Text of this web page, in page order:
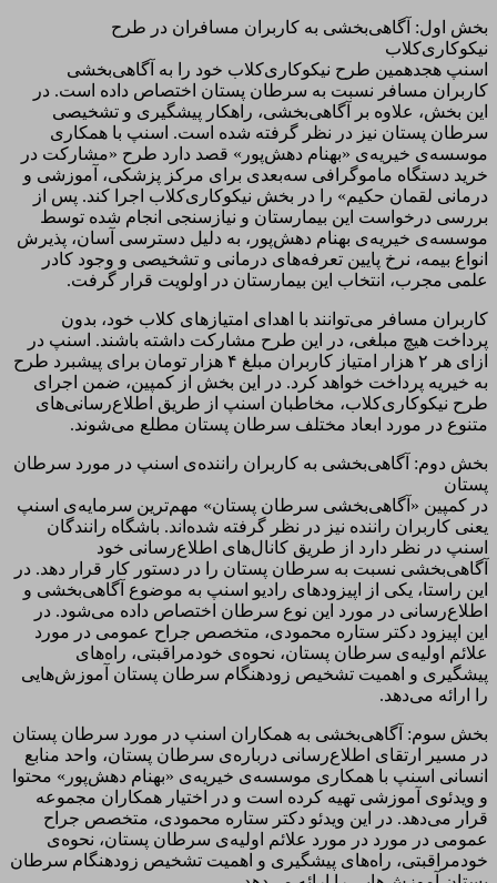
بخش اول: آگاهی‌بخشی به کاربران مسافران در طرح
نیکوکاری‌کلاب
اسنپ هجدهمین طرح نیکوکاری‌کلاب خود را به آگاهی‌بخشی
کاربران مسافر نسبت به سرطان پستان اختصاص داده است. در
این بخش، علاوه بر آگاهی‌بخشی، راهکار پیشگیری و تشخیصی
سرطان پستان نیز در نظر گرفته شده است. اسنپ با همکاری
موسسه‌ی خیریه‌ی «بهنام دهش‌پور» قصد دارد طرح «مشارکت در
خرید دستگاه ماموگرافی سه‌بعدی برای مرکز پزشکی، آموزشی و
درمانی لقمان حکیم» را در بخش نیکوکاری‌کلاب اجرا کند. پس از
بررسی درخواست این بیمارستان و نیازسنجی انجام شده توسط
موسسه‌ی خیریه‌ی بهنام دهش‌پور، به دلیل دسترسی آسان، پذیرش
انواع بیمه، نرخ پایین تعرفه‌های درمانی و تشخیصی و وجود کادر
علمی مجرب، انتخاب این بیمارستان در اولویت قرار گرفت.
کاربران مسافر می‌توانند با اهدای امتیازهای کلاب خود، بدون
پرداخت هیچ مبلغی، در این طرح مشارکت داشته باشند. اسنپ در
ازای هر ۲ هزار امتیاز کاربران مبلغ ۴ هزار تومان برای پیشبرد طرح
به خیریه پرداخت خواهد کرد. در این بخش از کمپین، ضمن اجرای
طرح نیکوکاری‌کلاب، مخاطبان اسنپ از طریق اطلاع‌رسانی‌های
متنوع در مورد ابعاد مختلف سرطان پستان مطلع می‌شوند.
بخش دوم: آگاهی‌بخشی به کاربران راننده‌ی اسنپ در مورد سرطان
پستان
در کمپین «آگاهی‌بخشی سرطان پستان» مهم‌ترین سرمایه‌ی اسنپ
یعنی کاربران راننده نیز در نظر گرفته شده‌اند. باشگاه رانندگان
اسنپ در نظر دارد از طریق کانال‌های اطلاع‌رسانی خود
آگاهی‌بخشی نسبت به سرطان پستان را در دستور کار قرار دهد. در
این راستا، یکی از اپیزودهای رادیو اسنپ به موضوع آگاهی‌بخشی و
اطلاع‌رسانی در مورد این نوع سرطان اختصاص داده می‌شود. در
این اپیزود دکتر ستاره محمودی، متخصص جراح عمومی در مورد
علائم اولیه‌ی سرطان پستان، نحوه‌ی خودمراقبتی، راه‌های
پیشگیری و اهمیت تشخیص زودهنگام سرطان پستان آموزش‌هایی
را ارائه می‌دهد.
بخش سوم: آگاهی‌بخشی به همکاران اسنپ در مورد سرطان پستان
در مسیر ارتقای اطلاع‌رسانی درباره‌ی سرطان پستان، واحد منابع
انسانی اسنپ با همکاری موسسه‌ی خیریه‌ی «بهنام دهش‌پور» محتوا
و ویدئوی آموزشی تهیه کرده است و در اختیار همکاران مجموعه
قرار می‌دهد. در این ویدئو دکتر ستاره محمودی، متخصص جراح
عمومی در مورد در مورد علائم اولیه‌ی سرطان پستان، نحوه‌ی
خودمراقبتی، راه‌های پیشگیری و اهمیت تشخیص زودهنگام سرطان